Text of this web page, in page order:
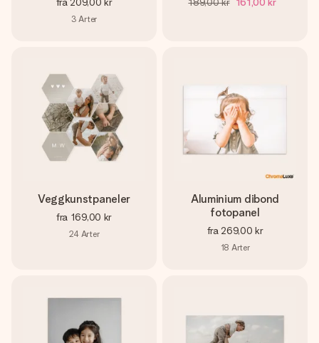
3 Arter
Veggkunstpaneler
fra 169,00 kr
24 Arter
Aluminium dibond
fotopanel
fra 269,00 kr
18 Arter